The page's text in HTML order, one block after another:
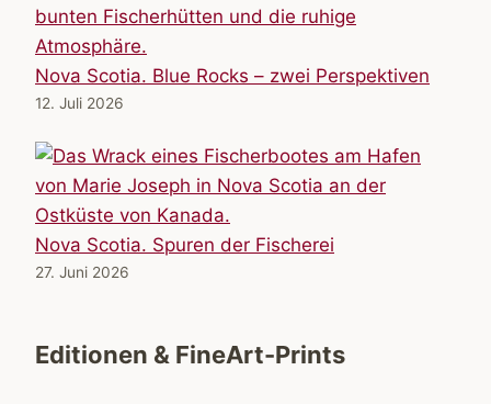
Nova Scotia. Blue Rocks – zwei Perspektiven
12. Juli 2026
Nova Scotia. Spuren der Fischerei
27. Juni 2026
Editionen & FineArt-Prints